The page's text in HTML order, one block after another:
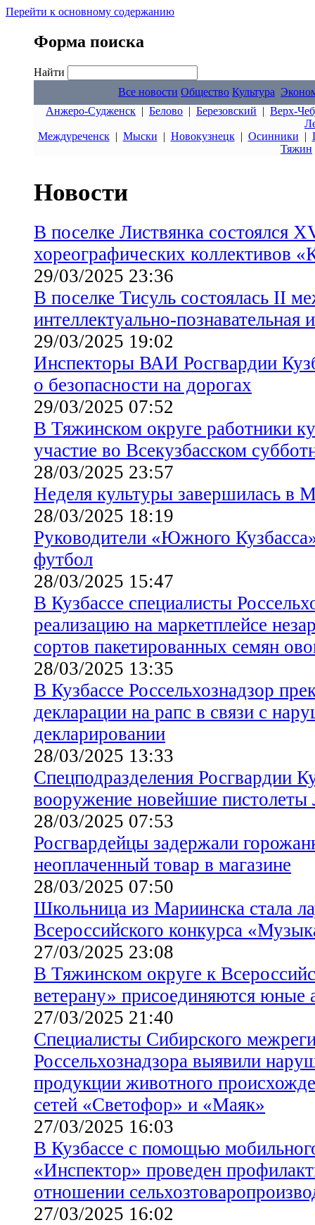
Перейти к основному содержанию
Форма поиска
Найти
Все новости Общество Культура
Анжеро-Судженск | Белово | Березовский | Верх-
Междуреченск| Мыски | Новокузнецк| Осинники |
Тяжин
Новости
В поселке Листвянка состоялся
хореографических коллективов
29/03/2025 23:36
В поселке Тисуль состоялась II
интеллектуально-
29/03/2025 19:02
Инспекторы ВАИ Росгвардии
о безопасности на дорогах
29/03/2025 07:52
В Тяжинском округе работники
участие во Всекузбасском
28/03/2025 23:57
Неделя культуры завершилась в
28/03/2025 18:19
Руководители «Южного
футбол
28/03/2025 15:47
В Кузбассе специалисты
реализацию на маркетплейсе
сортов пакетированных семян
28/03/2025 13:35
В Кузбассе Россельхознадзор
декларации на рапс в связи с
декларировании
28/03/2025 13:33
Спецподразделения Росгвардии
вооружение новейшие пистолеты
28/03/2025 07:53
Росгвардейцы задержали
неоплаченный товар в магазине
28/03/2025 07:50
Школьница из Мариинска стала
Всероссийского конкурса
27/03/2025 23:08
В Тяжинском округе к
ветерану» присоединяются юные
27/03/2025 21:40
Cпециалисты Сибирского
Россельхознадзора выявили
продукции животного
сетей «Светофор» и «Маяк»
27/03/2025 16:03
В Кузбассе с помощью
«Инспектор» проведен
отношении
27/03/2025 16:02